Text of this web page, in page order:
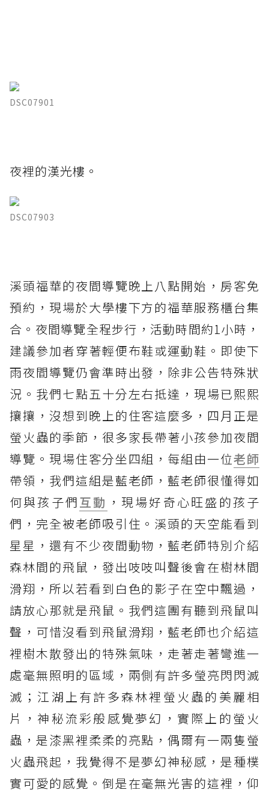
DSC07901
夜裡的漢光樓。
DSC07903
溪頭福華的夜間導覽晚上八點開始，房客免
預約，現場於大學樓下方的福華服務櫃台集
合。夜間導覽全程步行，活動時間約1小時，
建議參加者穿著輕便布鞋或運動鞋。即使下
雨夜間導覽仍會準時出發，除非公告特殊狀
況。我們七點五十分左右抵達，現場已熙熙
攘攘，沒想到晚上的住客這麼多，四月正是
螢火蟲的季節，很多家長帶著小孩參加夜間
導覽。現場住客分坐四組，每組由一位老師
帶領，我們這組是藍老師，藍老師很懂得如
何與孩子們互動 ，現場好奇心旺盛的孩子
們，完全被老師吸引住。溪頭的天空能看到
星星，還有不少夜間動物，藍老師特別介紹
森林間的飛鼠，發出吱吱叫聲後會在樹林間
滑翔，所以若看到白色的影子在空中飄過，
請放心那就是飛鼠。我們這團有聽到飛鼠叫
聲，可惜沒看到飛鼠滑翔，藍老師也介紹這
裡樹木散發出的特殊氣味，走著走著彎進一
處毫無照明的區域，兩側有許多瑩亮閃閃滅
滅；江湖上有許多森林裡螢火蟲的美麗相
片，神秘流彩般感覺夢幻，實際上的螢火
蟲，是漆黑裡柔柔的亮點，偶爾有一兩隻螢
火蟲飛起，我覺得不是夢幻神秘感，是種樸
實可愛的感覺。倒是在毫無光害的這裡，仰